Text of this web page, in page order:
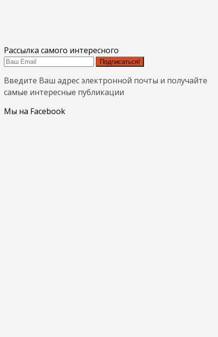
Рассылка самого интересного
Подписаться!
Введите Ваш адрес электронной почты и получайте
самые интересные публикации
Мы на Facebook